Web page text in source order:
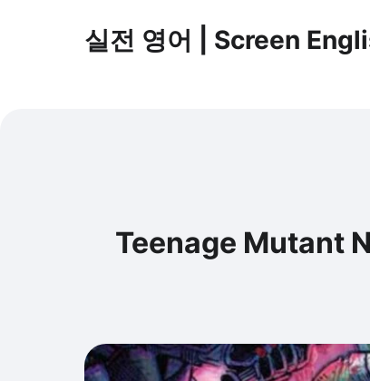
실전 영어 | Screen
Teenage Mutant